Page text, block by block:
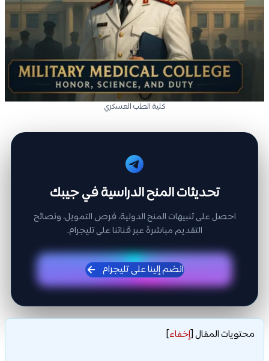
كلية الطب العسكري
تحديثات المنح الدراسية في جيبك
احصل على تنبيهات المنح الدولية، فرص التمويل، ونصائح
التقديم مباشرة عبر قناتنا على تليجرام.
انضم إلينا على تليجرام
محتويات المقال[إخفاء]